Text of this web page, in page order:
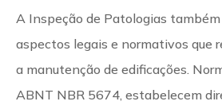
A Inspeção de Patologias
aspectos legais e normativos que
a manutenção de edificações.
ABNT NBR 5674, estabelecem